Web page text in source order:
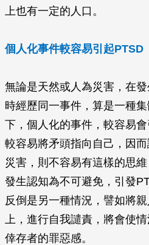
上也有一定的人口。
個人化事件較容易引起PTSD
無論是天然或人為災害，在
時經歷同一事件，算是一種
下，個人化的事件，較容易
較容易將矛頭指向自己，因
災害，則不容易有這樣的思
發生認知為不可避免，引發
反倒是另一種情況，譬如將
上，進行自我譴責，將會使
倖存者的罪惡感。